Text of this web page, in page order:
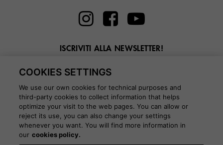
ISCRIVITI ALLA NEWSLETTER!
BLOG
COOKIES SETTINGS
We use our own cookies for technical purposes and
third-party cookies to collect information that helps
optimize your visit to the web pages. You can allow or
reject its use, you can also change your settings
whenever you want. You will find more information in
our cookies policy.